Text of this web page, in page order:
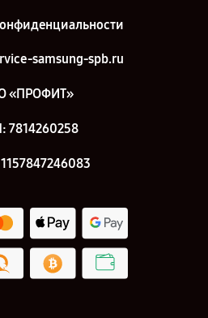
samsung-spb.ru
«ПРОФИТ»
7814260258